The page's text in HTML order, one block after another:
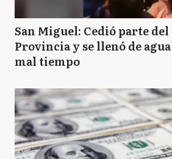
San Miguel: Cedió parte del
Provincia y se llenó de
mal tiempo